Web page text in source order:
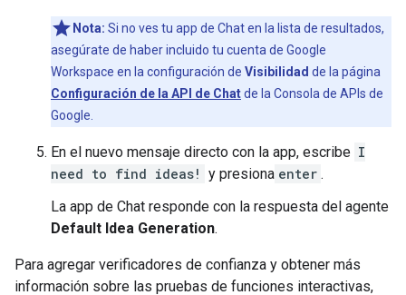
Nota: Si no ves tu app de Chat en la lista de resultados,
asegúrate de haber incluido tu cuenta de Google
Workspace en la configuración de Visibilidad de la página
Configuración de la API de Chatde la Consola de APIs de
Google.
En el nuevo mensaje directo con la app, escribe I
need to find ideas! y presiona enter .
La app de Chat responde con la respuesta del agente
Default Idea Generation.
Para agregar verificadores de confianza y obtener más
información sobre las pruebas de funciones interactivas,